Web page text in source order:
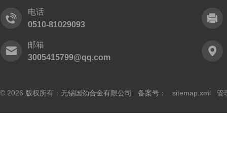
电话
0510-81029093
邮箱
3005415799@qq.com
© 2026 版权所有：无锡国劲合金有限公司 备案号： sitemap.xml 管